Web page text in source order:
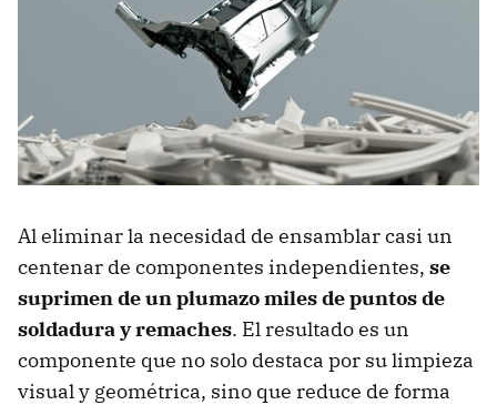
Al eliminar la necesidad de ensamblar casi un
centenar de componentes independientes, se
suprimen de un plumazo miles de puntos de
soldadura y remaches. El resultado es un
componente que no solo destaca por su limpieza
visual y geométrica, sino que reduce de forma